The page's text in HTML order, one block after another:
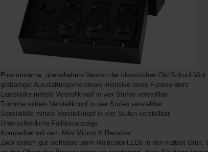
Eine moderne, überarbeitete Version der klassischen Old School
großartiger Ausstattungsmerkmale inklusive eines Funksenders
Lautstärke mittels Verstellknopf in vier Stufen verstellbar
Tonhöhe mittels Verstellknopf in vier Stufen verstellbar
Sensibilität mittels Verstellknopf in vier Stufen verstellbar
Unterschiedliche Fallbissanzeige
Kompatibel mit dem Mini Micron X Receiver
Zwei extrem gut sichtbare 5mm Multicolor-LEDs in den Farben Grün,